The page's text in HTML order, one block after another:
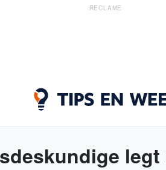
RECLAME